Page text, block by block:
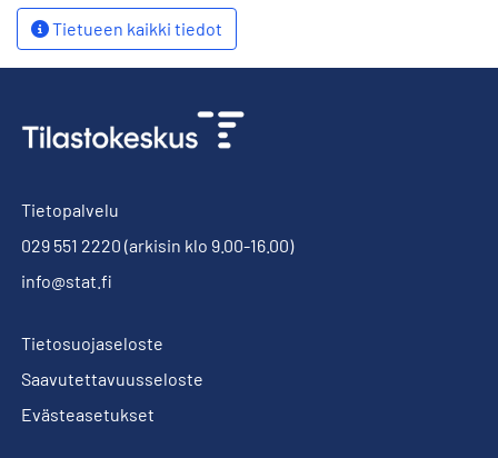
Tietueen kaikki tiedot
Tietopalvelu
029 551 2220 (arkisin klo 9.00-16.00)
info@stat.fi
Tietosuojaseloste
Saavutettavuusseloste
Evästeasetukset